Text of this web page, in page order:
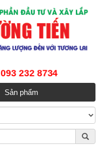
093 232 8734
Sản phẩm